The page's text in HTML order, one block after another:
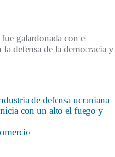
galardonada con el
defensa de la democracia y
de defensa ucraniana
con un alto el fuego y